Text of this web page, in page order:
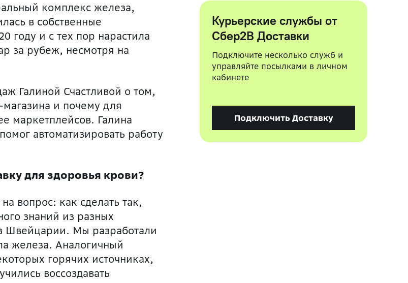
комплекс железа,
в собственные
году и с тех пор нарастила
за рубеж, несмотря на
Галиной Счастливой о том,
магазина и почему для
маркетплейсов. Галина
автоматизировать работу
для здоровья крови?
вопрос: как сделать так,
знаний из разных
Швейцарии. Мы разработали
железа. Аналогичный
горячих источниках,
воссоздавать
Курьерские службы от
Сбер2B Доставки
Подключите несколько служб и
управляйте посылками в личном
кабинете
Подключить Доставку